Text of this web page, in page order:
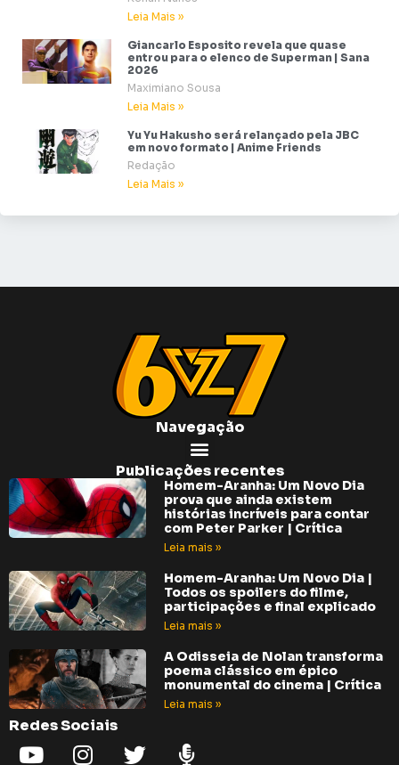
Leia Mais »
Giancarlo Esposito revela que quase
entrou para o elenco de Superman | Sana
2026
Maximiano Sousa
Leia Mais »
Yu Yu Hakusho será relançado pela JBC
em novo formato | Anime Friends
Redação
Leia Mais »
Navegação
Publicações recentes
Homem-Aranha: Um Novo Dia
prova que ainda existem
histórias incríveis para contar
com Peter Parker | Crítica
Leia mais »
Homem-Aranha: Um Novo Dia |
Todos os spoilers do filme,
participações e final explicado
Leia mais »
A Odisseia de Nolan transforma
poema clássico em épico
monumental do cinema | Crítica
Leia mais »
Redes Sociais